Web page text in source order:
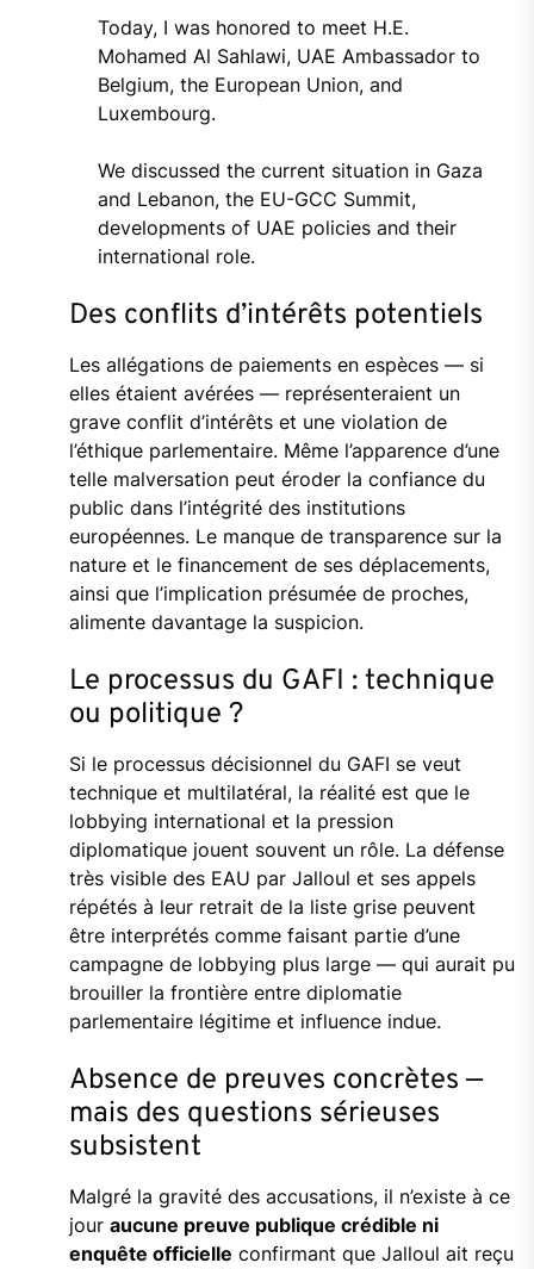
Today, I was honored to meet H.E.
Mohamed Al Sahlawi, UAE Ambassador to
Belgium, the European Union, and
Luxembourg.
We discussed the current situation in Gaza
and Lebanon, the EU-GCC Summit,
developments of UAE policies and their
international role.
Des conflits d’intérêts potentiels
Les allégations de paiements en espèces — si
elles étaient avérées — représenteraient un
grave conflit d’intérêts et une violation de
l’éthique parlementaire. Même l’apparence d’une
telle malversation peut éroder la confiance du
public dans l’intégrité des institutions
européennes. Le manque de transparence sur la
nature et le financement de ses déplacements,
ainsi que l’implication présumée de proches,
alimente davantage la suspicion.
Le processus du GAFI : technique
ou politique ?
Si le processus décisionnel du GAFI se veut
technique et multilatéral, la réalité est que le
lobbying international et la pression
diplomatique jouent souvent un rôle. La défense
très visible des EAU par Jalloul et ses appels
répétés à leur retrait de la liste grise peuvent
être interprétés comme faisant partie d’une
campagne de lobbying plus large — qui aurait pu
brouiller la frontière entre diplomatie
parlementaire légitime et influence indue.
Absence de preuves concrètes —
mais des questions sérieuses
subsistent
Malgré la gravité des accusations, il n’existe à ce
jour aucune preuve publique crédible ni
enquête officielle confirmant que Jalloul ait reçu